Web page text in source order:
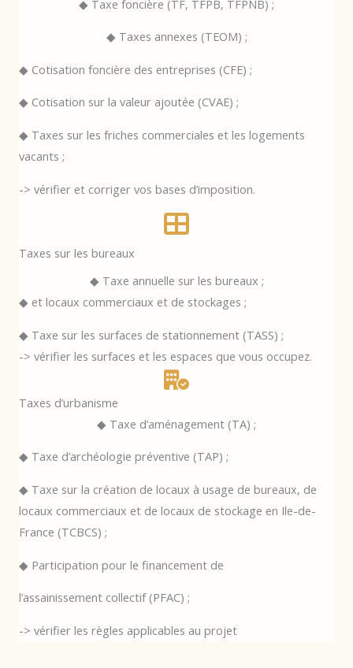
◆ Taxe foncière (TF, TFPB, TFPNB) ;
◆ Taxes annexes (TEOM) ;
◆ Cotisation foncière des entreprises (CFE) ;
◆ Cotisation sur la valeur ajoutée (CVAE) ;
◆ Taxes sur les friches commerciales et les logements
vacants ;
-> vérifier et corriger vos bases d’imposition.
Taxes sur les bureaux
◆ Taxe annuelle sur les bureaux ;
◆ et locaux commerciaux et de stockages ;
◆ Taxe sur les surfaces de stationnement (TASS) ;
-> vérifier les surfaces et les espaces que vous occupez.
Taxes d’urbanisme
◆ Taxe d’aménagement (TA) ;
◆ Taxe d’archéologie préventive (TAP) ;
◆ Taxe sur la création de locaux à usage de bureaux, de
locaux commerciaux et de locaux de stockage en Ile-de-
France (TCBCS) ;
◆ Participation pour le financement de
l’assainissement collectif (PFAC) ;
-> vérifier les règles applicables au projet